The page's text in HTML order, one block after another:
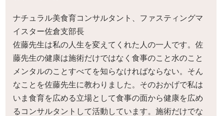
ナチュラル美食育コンサルタント、ファスティングマ
イスター佐倉支部長
佐藤先生は私の人生を変えてくれた人の一人です。佐
藤先生の健康は施術だけではなく食事のこと水のこと
メンタルのことすべてを知らなければならない。そん
なことを佐藤先生に教わりました。そのおかげで私は
いま食育を広める立場として食事の面から健康を広め
るコンサルタントして活動しています。施術だけでな